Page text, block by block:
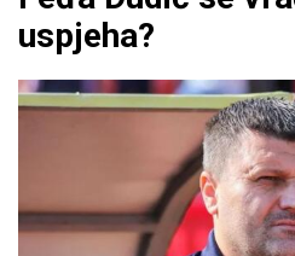
uspjeha?